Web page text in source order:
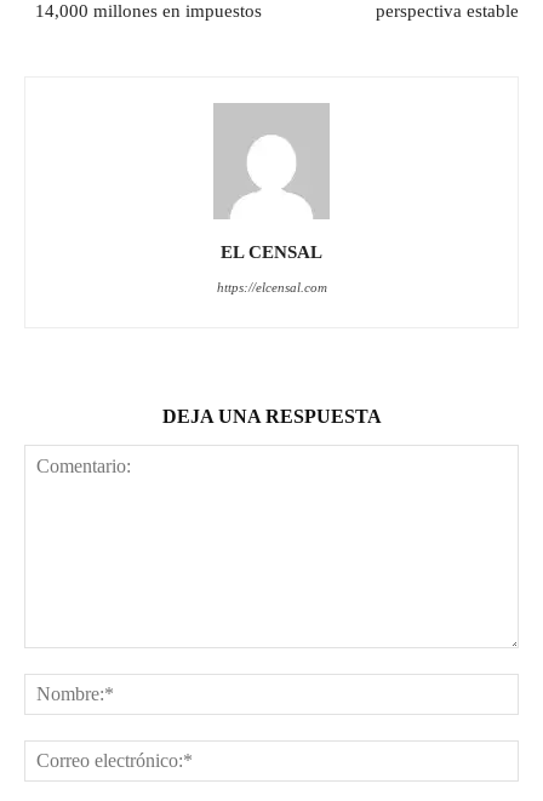
14,000 millones en impuestos
perspectiva estable
EL CENSAL
https://elcensal.com
DEJA UNA RESPUESTA